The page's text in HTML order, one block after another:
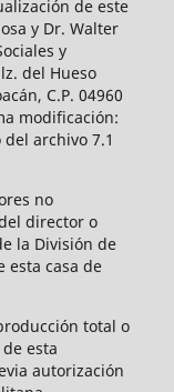
de este
y Dr. Walter
y
del Hueso
C.P. 04960
modificación:
archivo 7.1
no
director o
la División de
esta casa de
total o
esta
autorización